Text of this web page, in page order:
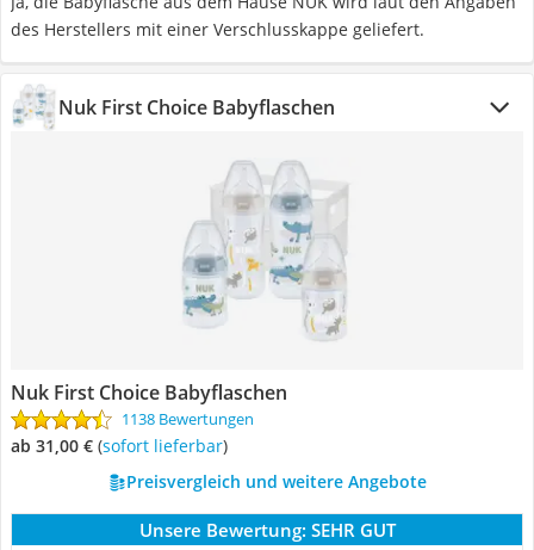
des Herstellers mit einer Verschlusskappe geliefert.
Nuk First Choice Babyflaschen
Nuk First Choice Babyflaschen
1138 Bewertungen
ab 31,00 € ( Sofort lieferbar)
Preisvergleich und weitere Angebote
Unsere Bewertung: SEHR GUT